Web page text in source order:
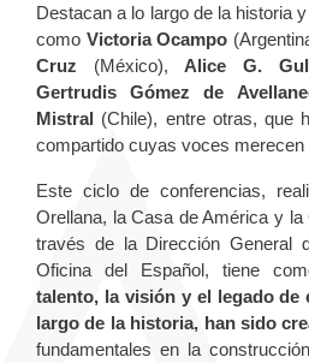
Destacan a lo largo de la historia
como Victoria Ocampo
Cruz (México), Alice G.
Gertrudis Gómez de
Mistral (Chile), entre otras, que
compartido cuyas voces merecen
Este ciclo de conferencias,
Orellana, la Casa de América y
través de la Dirección General
Oficina del Español, tiene
talento, la visión y el legado de
largo de la historia, han sido
fundamentales en la